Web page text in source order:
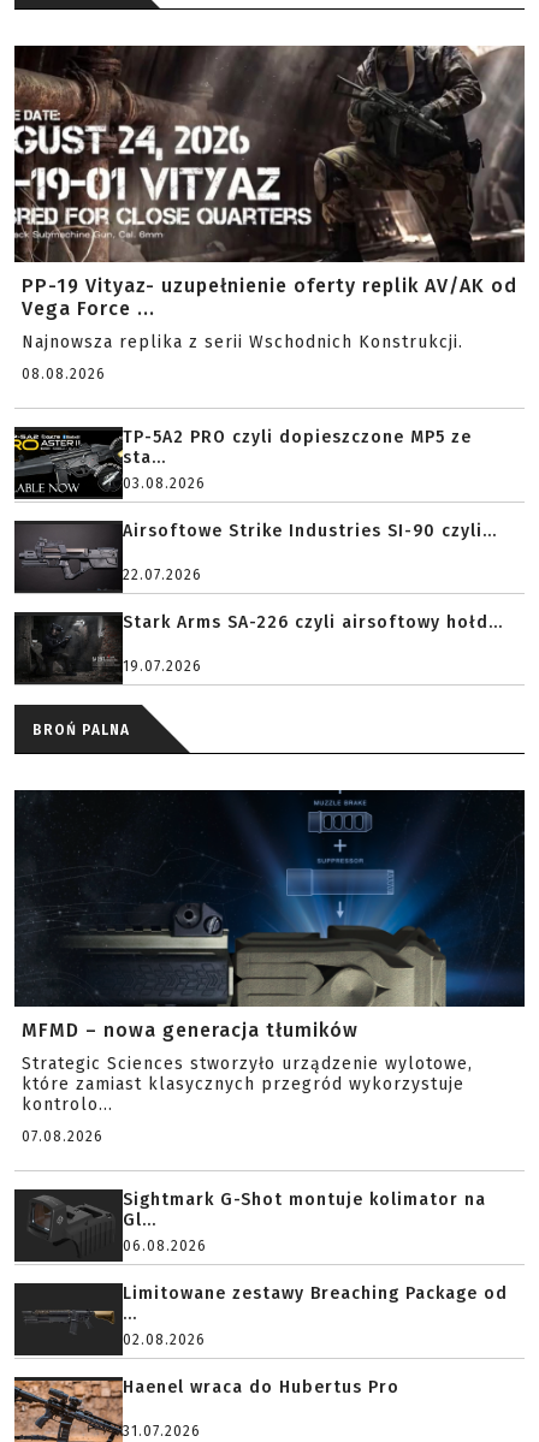
PP-19 Vityaz- uzupełnienie oferty replik AV/AK od
Vega Force ...
Najnowsza replika z serii Wschodnich Konstrukcji.
08.08.2026
TP-5A2 PRO czyli dopieszczone MP5 ze
sta...
03.08.2026
Airsoftowe Strike Industries SI-90 czyli...
22.07.2026
Stark Arms SA-226 czyli airsoftowy hołd...
19.07.2026
BROŃ PALNA
MFMD – nowa generacja tłumików
Strategic Sciences stworzyło urządzenie wylotowe,
które zamiast klasycznych przegród wykorzystuje
kontrolo...
07.08.2026
Sightmark G-Shot montuje kolimator na
Gl...
06.08.2026
Limitowane zestawy Breaching Package od
...
02.08.2026
Haenel wraca do Hubertus Pro
31.07.2026